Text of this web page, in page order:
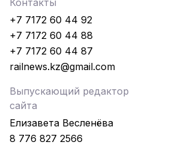
Контакты
+7 7172 60 44 92
+7 7172 60 44 88
+7 7172 60 44 87
railnews.kz@gmail.com
Выпускающий редактор
сайта
Елизавета Весленёва
8 776 827 2566